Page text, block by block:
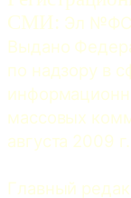
СМИ: Эл
Выдано
по надзору в
массовых
августа 2009 г.
Главный